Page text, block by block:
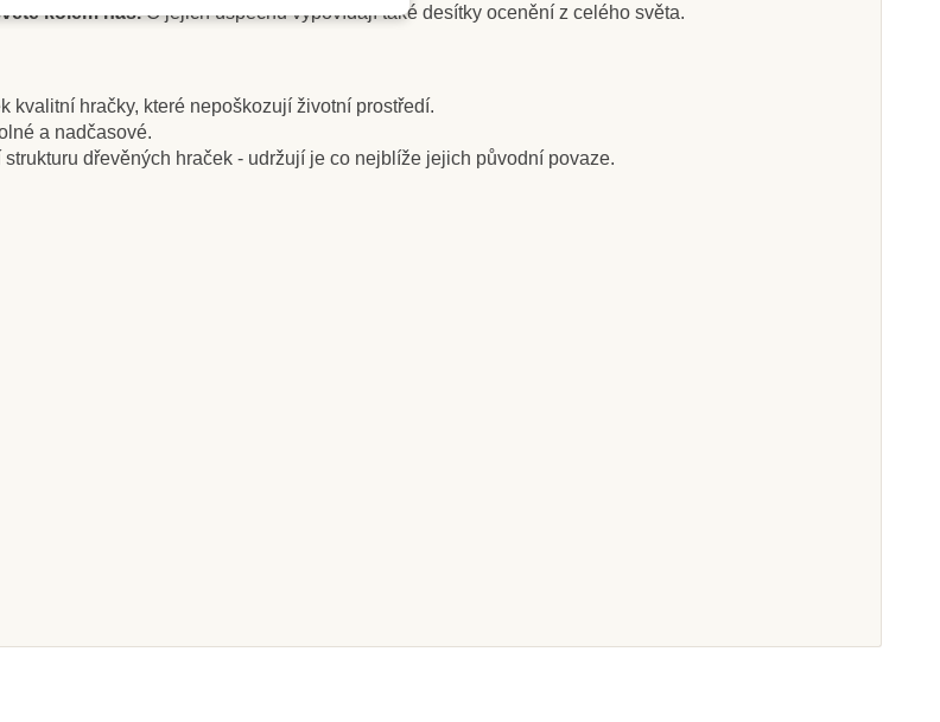
kolem nás.O jejich úspěchu vypovídají také desítky ocenění z celého světa.
kvalitní hračky, které nepoškozují životní prostředí.
a nadčasové.
dřevěných hraček - udržují je co nejblíže jejich původní povaze.